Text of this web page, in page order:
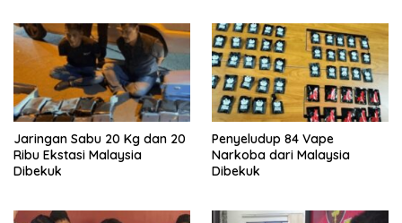
Jaringan Sabu 20 Kg dan 20
Ribu Ekstasi Malaysia
Dibekuk
Penyeludup 84 Vape
Narkoba dari Malaysia
Dibekuk